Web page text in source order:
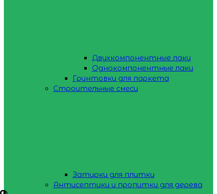
Двухкомпонентные лаки
Однокомпонентные лаки
Грунтовки для паркета
Строительные смеси
Затирки для плитки
Антисептики и пропитки для дерева